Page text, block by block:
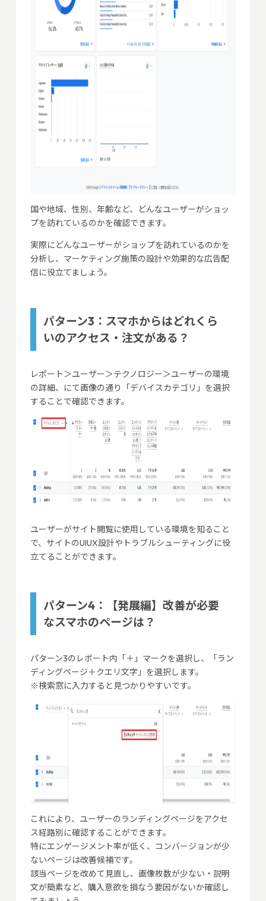
国や地域、性別、年齢など、どんなユーザーがショッ
プを訪れているのかを確認できます。
実際にどんなユーザーがショップを訪れているのかを
分析し、マーケティング施策の設計や効果的な広告配
信に役立てましょう。
パターン3：スマホからはどれくら
いのアクセス・注文がある？
レポート＞ユーザー＞テクノロジー＞ユーザーの環境
の詳細、にて画像の通り「デバイスカテゴリ」を選択
することで確認できます。
ユーザーがサイト閲覧に使用している環境を知ること
で、サイトのUIUX設計やトラブルシューティングに役
立てることができます。
パターン4：【発展編】改善が必要
なスマホのページは？
パターン3のレポート内「＋」マークを選択し、「ラン
ディングページ＋クエリ文字」を選択します。
※検索窓に入力すると見つかりやすいです。
これにより、ユーザーのランディングページをアクセ
ス経路別に確認することができます。
特にエンゲージメント率が低く、コンバージョンが少
ないページは改善候補です。
該当ページを改めて見直し、画像枚数が少ない・説明
文が簡素など、購入意欲を損なう要因がないか確認し